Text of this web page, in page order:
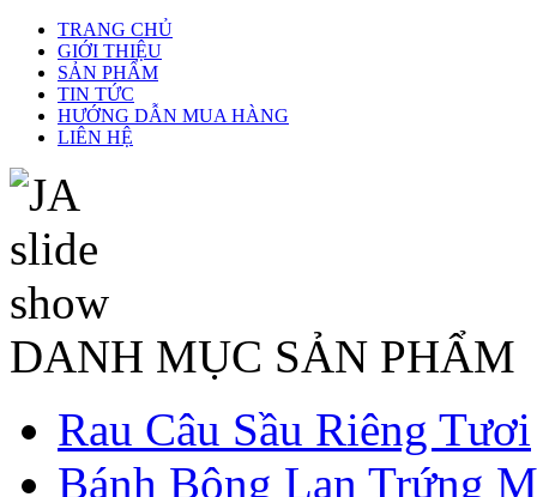
TRANG CHỦ
GIỚI THIỆU
SẢN PHẨM
TIN TỨC
HƯỚNG DẪN MUA HÀNG
LIÊN HỆ
DANH MỤC SẢN PHẨM
Rau Câu Sầu Riêng Tươi
Bánh Bông Lan Trứng